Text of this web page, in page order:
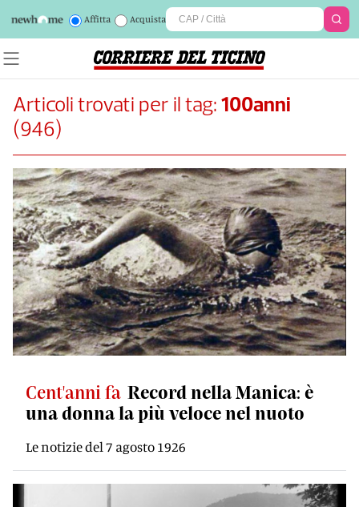
Affitta Acquista
Articoli trovati per il tag:100anni
(946)
Cent'anni fa Record nella Manica: è
una donna la più veloce nel nuoto
Le notizie del 7 agosto 1926